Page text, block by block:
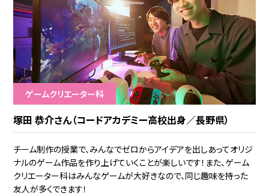
ゲームクリエーター科
塚田 恭介さん（コードアカデミー高校出身／長野県）
チーム制作の授業で、みんなでゼロからアイデアを出しあってオリジ
ナルのゲーム作品を作り上げていくことが楽しいです！また、ゲーム
クリエーター科はみんなゲームが大好きなので、同じ趣味を持った
友人が多くできます！